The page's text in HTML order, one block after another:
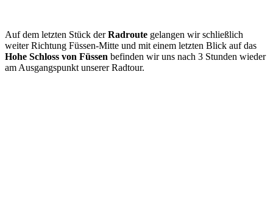
Auf dem letzten Stück derRadroute gelangen wir schließlich
weiter Richtung Füssen-Mitte und mit einem letzten Blick auf das
Hohe Schloss von Füssen befinden wir uns nach 3 Stunden wieder
am Ausgangspunkt unserer Radtour.